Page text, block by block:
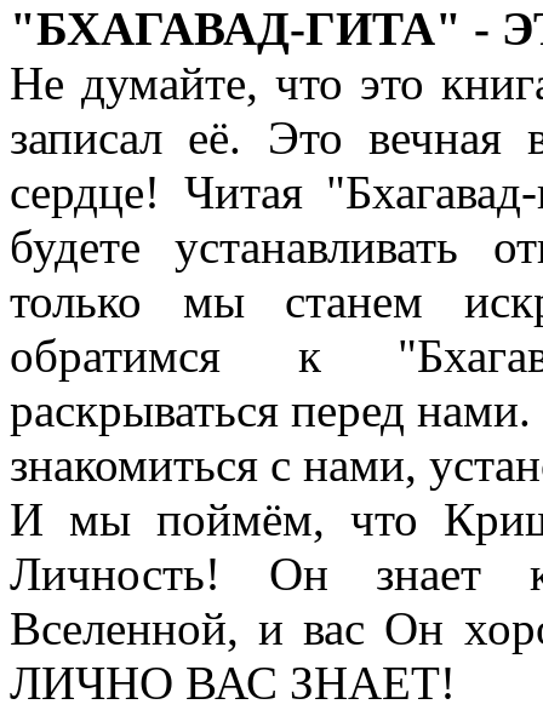
"БХАГАВАД-ГИТА" -
Не думайте, что это
записал её. Это
сердце! Читая "Бхагавад
будете
только мы станем
обратимся к
раскрываться перед
знакомиться с нами,
И мы поймём, что
Личность! Он знает
Вселенной, и вас Он
ЛИЧНО ВАС ЗНАЕТ!